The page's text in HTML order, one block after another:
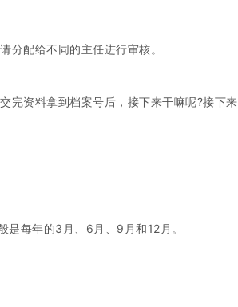
分配给不同的主任进行审核。
完资料拿到档案号后，接下来干嘛呢?接下来
每年的3月、6月、9月和12月。